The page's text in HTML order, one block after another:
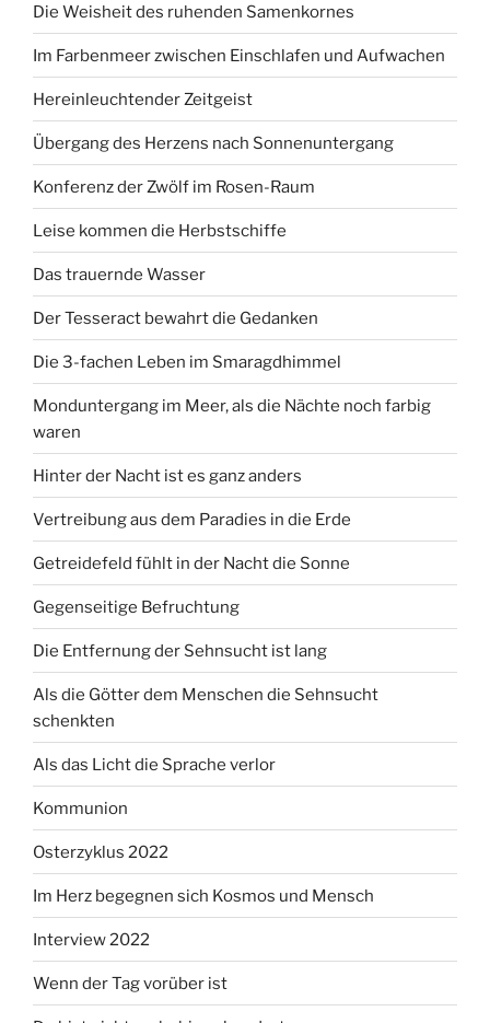
Die Weisheit des ruhenden Samenkornes
Im Farbenmeer zwischen Einschlafen und Aufwachen
Hereinleuchtender Zeitgeist
Übergang des Herzens nach Sonnenuntergang
Konferenz der Zwölf im Rosen-Raum
Leise kommen die Herbstschiffe
Das trauernde Wasser
Der Tesseract bewahrt die Gedanken
Die 3-fachen Leben im Smaragdhimmel
Monduntergang im Meer, als die Nächte noch farbig
waren
Hinter der Nacht ist es ganz anders
Vertreibung aus dem Paradies in die Erde
Getreidefeld fühlt in der Nacht die Sonne
Gegenseitige Befruchtung
Die Entfernung der Sehnsucht ist lang
Als die Götter dem Menschen die Sehnsucht
schenkten
Als das Licht die Sprache verlor
Kommunion
Osterzyklus 2022
Im Herz begegnen sich Kosmos und Mensch
Interview 2022
Wenn der Tag vorüber ist